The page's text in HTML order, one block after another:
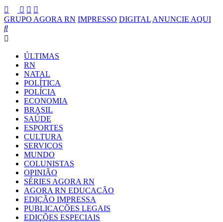
GRUPO AGORA RN IMPRESSO DIGITAL ANUNCIE AQUI
ÚLTIMAS
RN
NATAL
POLÍTICA
POLÍCIA
ECONOMIA
BRASIL
SAÚDE
ESPORTES
CULTURA
SERVIÇOS
MUNDO
COLUNISTAS
OPINIÃO
SÉRIES AGORA RN
AGORA RN EDUCAÇÃO
EDIÇÃO IMPRESSA
PUBLICAÇÕES LEGAIS
EDIÇÕES ESPECIAIS